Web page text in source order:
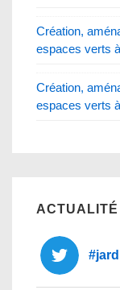
Création,
espaces verts
Création,
espaces verts